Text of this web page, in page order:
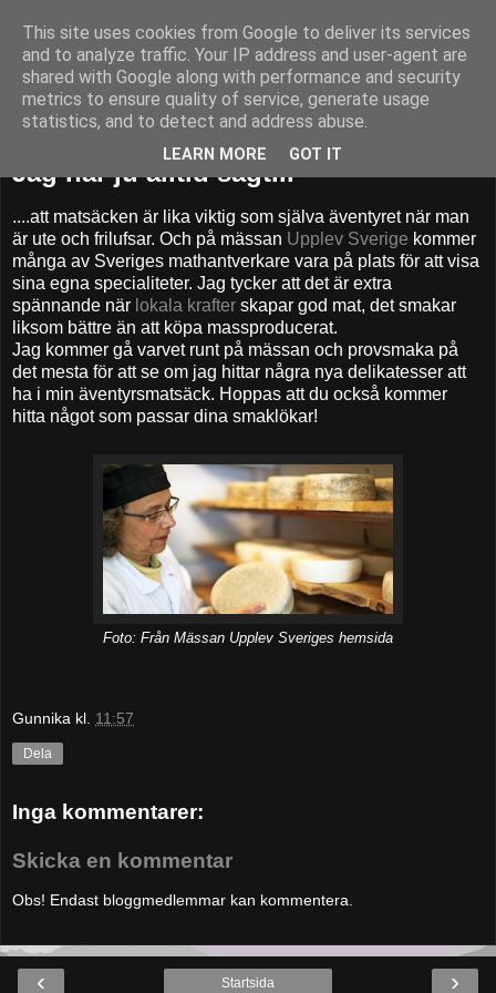
52adventures
Jag har ju alltid sagt...
....att matsäcken är lika viktig som själva äventyret när man
är ute och frilufsar. Och på mässan Upplev Sverige kommer
många av Sveriges mathantverkare vara på plats för att visa
sina egna specialiteter. Jag tycker att det är extra
spännande när lokala krafter skapar god mat, det smakar
liksom bättre än att köpa massproducerat.
Jag kommer gå varvet runt på mässan och provsmaka på
det mesta för att se om jag hittar några nya delikatesser att
ha i min äventyrsmatsäck. Hoppas att du också kommer
hitta något som passar dina smaklökar!
Foto: Från Mässan Upplev Sveriges hemsida
Gunnika kl. 11:57
Dela
Inga kommentarer:
Skicka en kommentar
Obs! Endast bloggmedlemmar kan kommentera.
‹ ›
Startsida
This site uses cookies from Google to deliver its services
and to analyze traffic. Your IP address and user-agent are
shared with Google along with performance and security
metrics to ensure quality of service, generate usage
statistics, and to detect and address abuse.
LEARN MORE GOT IT